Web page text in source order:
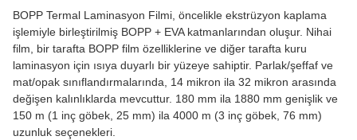
BOPP Termal Laminasyon Filmi, öncelikle ekstrüzyon kaplama
işlemiyle birleştirilmiş BOPP + EVA katmanlarından oluşur. Nihai
film, bir tarafta BOPP film özelliklerine ve diğer tarafta kuru
laminasyon için ısıya duyarlı bir yüzeye sahiptir. Parlak/şeffaf ve
mat/opak sınıflandırmalarında, 14 mikron ila 32 mikron arasında
değişen kalınlıklarda mevcuttur. 180 mm ila 1880 mm genişlik ve
150 m (1 inç göbek, 25 mm) ila 4000 m (3 inç göbek, 76 mm)
uzunluk seçenekleri.